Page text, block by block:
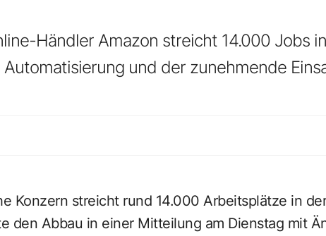
Händler Amazon streicht 14.000 Jobs
und der zunehmende
Konzern streicht rund 14.000 Arbeitsplätze in
den Abbau in einer Mitteilung am Dienstag mit